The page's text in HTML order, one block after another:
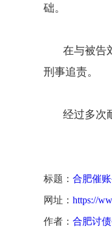
础。
在与被告
刑事追责。
经过多次
标题： 合肥催
网址： https://
作者： 合肥讨债